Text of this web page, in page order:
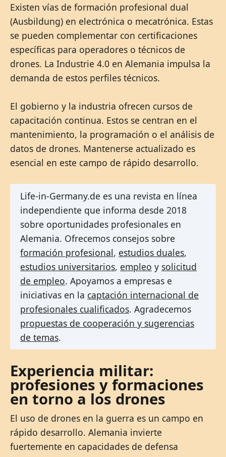
Existen vías de formación profesional dual
(Ausbildung) en electrónica o mecatrónica. Estas
se pueden complementar con certificaciones
específicas para operadores o técnicos de
drones. La Industrie 4.0 en Alemania impulsa la
demanda de estos perfiles técnicos.
El gobierno y la industria ofrecen cursos de
capacitación continua. Estos se centran en el
mantenimiento, la programación o el análisis de
datos de drones. Mantenerse actualizado es
esencial en este campo de rápido desarrollo.
Life-in-Germany.de es una revista en línea
independiente que informa desde 2018
sobre oportunidades profesionales en
Alemania. Ofrecemos consejos sobre
formación profesional, estudios duales,
estudios universitarios, empleo y solicitud
de empleo. Apoyamos a empresas e
iniciativas en la captación internacional de
profesionales cualificados. Agradecemos
propuestas de cooperación y sugerencias
de temas.
Experiencia militar:
profesiones y formaciones
en torno a los drones
El uso de drones en la guerra es un campo en
rápido desarrollo. Alemania invierte
fuertemente en capacidades de defensa